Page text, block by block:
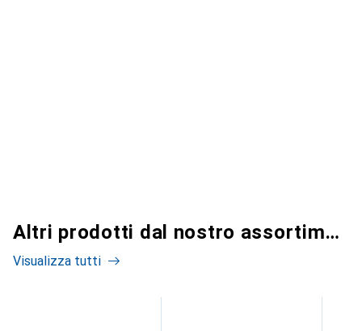
Altri prodotti dal nostro assortimento
Visualizza tutti